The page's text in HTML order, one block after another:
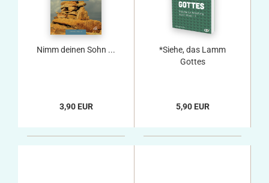
Nimm deinen Sohn ...
3,90 EUR
*Siehe, das Lamm
Gottes
5,90 EUR